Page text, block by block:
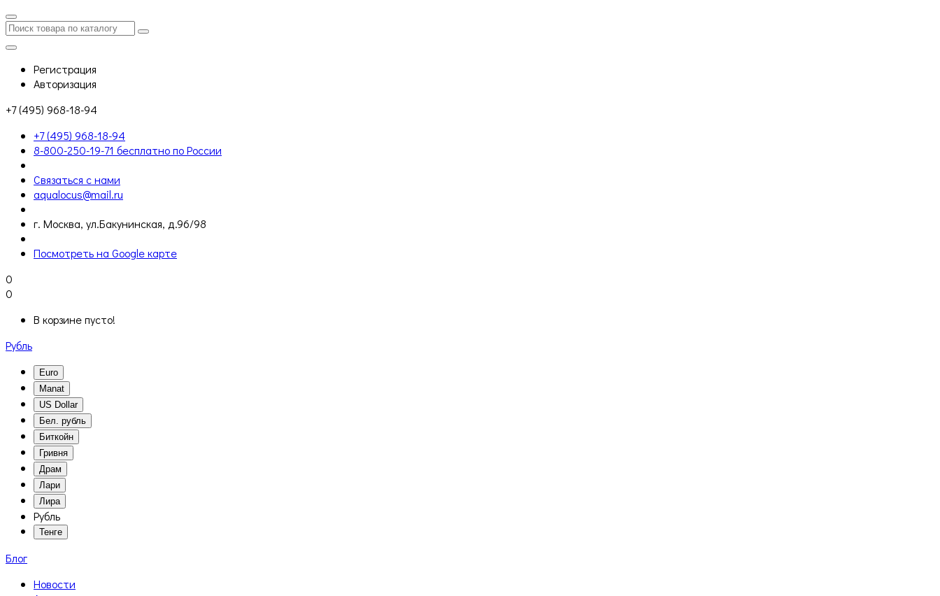
Регистрация
Авторизация
+7 (495) 968-18-94
+7 (495) 968-18-94
8-800-250-19-71 бесплатно по России
Связаться с нами
aqualocus@mail.ru
г. Москва, ул.Бакунинская, д.96/98
Посмотреть на Google карте
0
0
В корзине пусто!
Рубль
Euro
Manat
US Dollar
Бел. рубль
Биткойн
Гривня
Драм
Лари
Лира
Рубль
Тенге
Блог
Новости